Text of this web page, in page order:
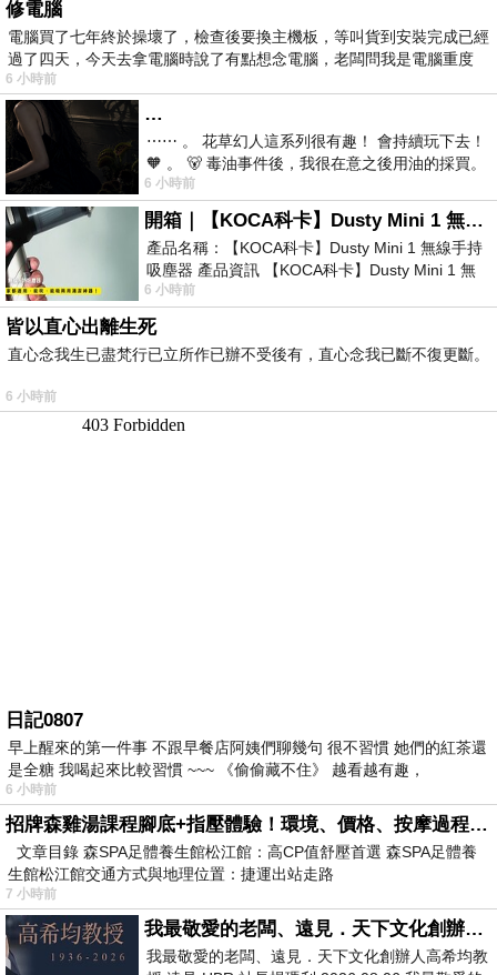
修電腦
電腦買了七年終於操壞了，檢查後要換主機板，等叫貨到安裝完成已經
過了四天，今天去拿電腦時說了有點想念電腦，老闆問我是電腦重度
6 小時前
…
⋯⋯ 。 花草幻人這系列很有趣！ 會持續玩下去！
🧡 。 🐻 毒油事件後，我很在意之後用油的採買。
前天購買了我之前就很愛
6 小時前
開箱｜【KOCA科卡】Dusty Mini 1 無線手持吸塵器
產品名稱：【KOCA科卡】Dusty Mini 1 無線手持
吸塵器 產品資訊 【KOCA科卡】Dusty Mini 1 無
線手持吸塵器評語： 能吸、能吹兼具兩
6 小時前
皆以直心出離生死
直心念我生已盡梵行已立所作已辦不受後有，直心念我已斷不復更斷。
6 小時前
日記0807
早上醒來的第一件事 不跟早餐店阿姨們聊幾句 很不習慣 她們的紅茶還
是全糖 我喝起來比較習慣 ~~~ 《偷偷藏不住》 越看越有趣，
6 小時前
招牌森雞湯課程腳底+指壓體驗！環境、價格、按摩過程全紀錄，森SPA足體養生館松江館最新價格表
文章目錄 森SPA足體養生館松江館：高CP值舒壓首選 森SPA足體養
生館松江館交通方式與地理位置：捷運出站走路
7 小時前
我最敬愛的老闆、遠見．天下文化創辦人高希均教授
我最敬愛的老闆、遠見．天下文化創辦人高希均教